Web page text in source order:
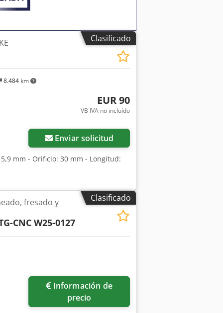
Clasificado
Pedir más fotos
8.484 km
EUR 90
VB IVA no incluído
Enviar solicitud
mm - Orificio: 30 mm - Longitud:
Clasificado
fresado y
CNC W25-0127
precio